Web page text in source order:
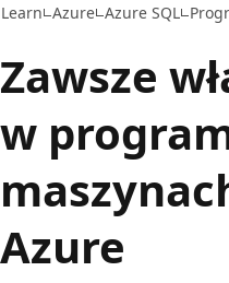
Learn Azure Azure SQL
Zawsze
w
Azure